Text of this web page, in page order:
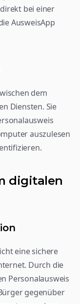
bei einer
AusweisApp
dem
Diensten. Sie
auszulesen
digitalen
eine sichere
Durch die
Personalausweis
gegenüber